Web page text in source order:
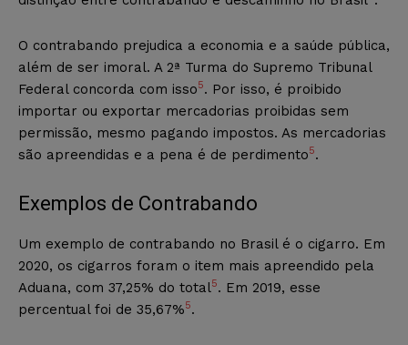
O contrabando prejudica a economia e a saúde pública,
além de ser imoral. A 2ª Turma do Supremo Tribunal
Federal concorda com isso5. Por isso, é proibido
importar ou exportar mercadorias proibidas sem
permissão, mesmo pagando impostos. As mercadorias
são apreendidas e a pena é de perdimento5.
Exemplos de Contrabando
Um exemplo de contrabando no Brasil é o cigarro. Em
2020, os cigarros foram o item mais apreendido pela
Aduana, com 37,25% do total5. Em 2019, esse
percentual foi de 35,67%5.